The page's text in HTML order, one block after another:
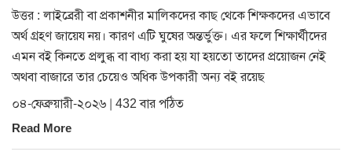
উত্তর : লাইব্রেরী বা প্রকাশনীর মালিকদের কাছ থেকে শিক্ষকদের এভাবে
অর্থ গ্রহণ জায়েয নয়। কারণ এটি ঘুষের অন্তর্ভুক্ত। এর ফলে শিক্ষার্থীদের
এমন বই কিনতে প্রলুব্ধ বা বাধ্য করা হয় যা হয়তো তাদের প্রয়োজন নেই
অথবা বাজারে তার চেয়েও অধিক উপকারী অন্য বই রয়েছ
০৪-ফেব্রুয়ারী-২০২৬ | 432 বার পঠিত
Read More